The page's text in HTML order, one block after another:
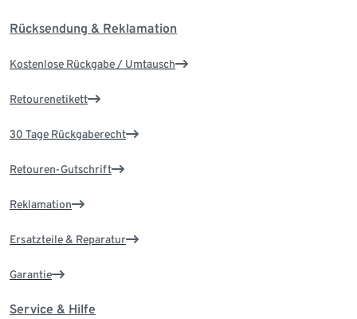
Rücksendung & Reklamation
Kostenlose Rückgabe / Umtausch
Retourenetikett
30 Tage Rückgaberecht
Retouren-Gutschrift
Reklamation
Ersatzteile & Reparatur
Garantie
Service & Hilfe